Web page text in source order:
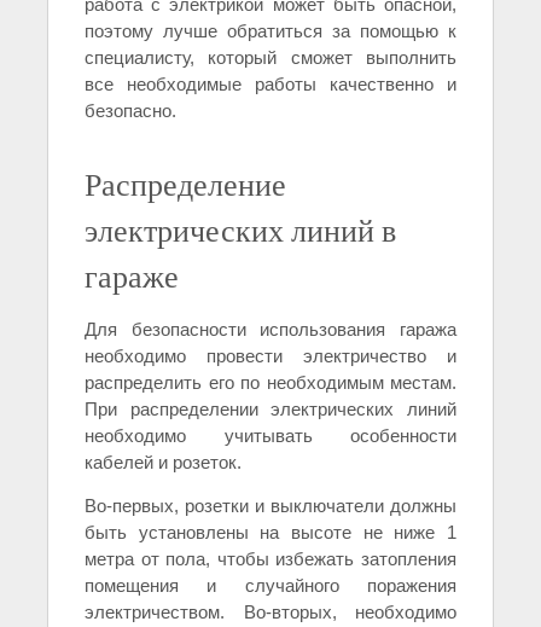
работа с электрикой может быть опасной,
поэтому лучше обратиться за помощью к
специалисту, который сможет выполнить
все необходимые работы качественно и
безопасно.
Распределение
электрических линий в
гараже
Для безопасности использования гаража
необходимо провести электричество и
распределить его по необходимым местам.
При распределении электрических линий
необходимо учитывать особенности
кабелей и розеток.
Во-первых, розетки и выключатели должны
быть установлены на высоте не ниже 1
метра от пола, чтобы избежать затопления
помещения и случайного поражения
электричеством. Во-вторых, необходимо